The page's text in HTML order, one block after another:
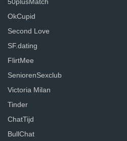
OkCupid
Second Love
SF.dating
FlirtMee
SeniorenSexclub
Victoria Milan
Tinder
ChatTijd
BullChat